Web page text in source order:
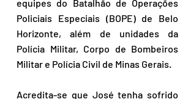
equipes do Batalhão de Operações
Policiais Especiais (BOPE) de Belo
Horizonte, além de unidades da
Polícia Militar, Corpo de Bombeiros
Militar e Polícia Civil de Minas Gerais.
Acredita-se que José tenha sofrido